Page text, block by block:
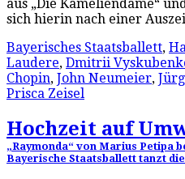
aus „Die Kameliendame“
sich hierin nach einer
Bayerisches Staatsballett,
Laudere, Dmitrii
Chopin, John Neumeier,
Prisca Zeisel
Hochzeit auf
„Raymonda“ von Marius Petipa
Bayerische Staatsballett tanzt